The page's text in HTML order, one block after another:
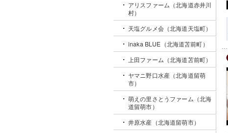
アリスファーム（北海道赤井川
村）
天塩グルメ会（北海道天塩町）
inaka BLUE（北海道苫前町）
上田ファーム（北海道苫前町）
ヤマニ野口水産（北海道留萌
市）
萌えの里さとうファーム（北海
道留萌市）
井原水産（北海道留萌市）